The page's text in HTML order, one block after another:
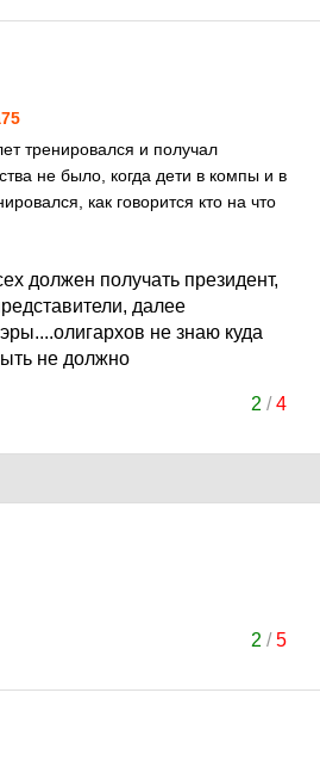
тренировался и получал
не было, когда дети в компы и в
как говорится кто на что
должен получать президент,
далее
не знаю куда
не должно
2 /4
2 /5